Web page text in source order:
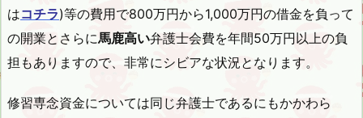
はコチラ)等の費用で800万円から1,000万円の借金を負って
の開業とさらに馬鹿高い弁護士会費を年間50万円以上の負
担もありますので、非常にシビアな状況となります。
修習専念資金については同じ弁護士であるにもかかわら